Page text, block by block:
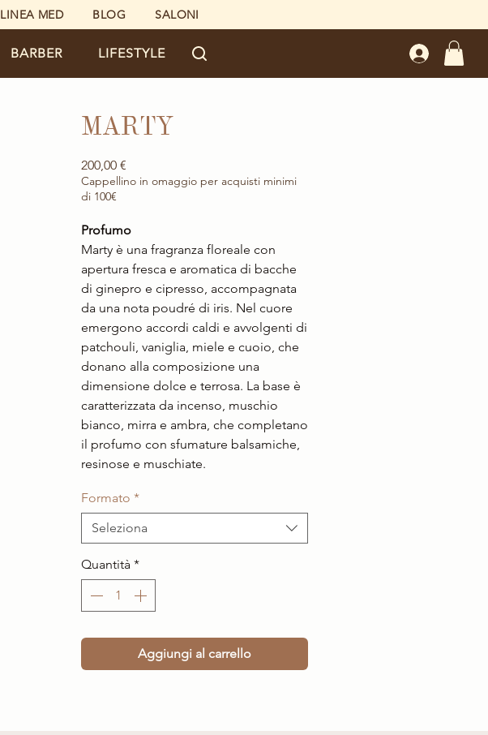
LINEA MED BLOG SALONI
BARBER LIFESTYLE
MARTY
200,00 €
Cappellino in omaggio per acquisti minimi
di 100€
Profumo
Marty è una fragranza floreale con
apertura fresca e aromatica di bacche
di ginepro e cipresso, accompagnata
da una nota poudré di iris. Nel cuore
emergono accordi caldi e avvolgenti di
patchouli, vaniglia, miele e cuoio, che
donano alla composizione una
dimensione dolce e terrosa. La base è
caratterizzata da incenso, muschio
bianco, mirra e ambra, che completano
il profumo con sfumature balsamiche,
resinose e muschiate.
Formato *
Seleziona
Quantità *
Aggiungi al carrello